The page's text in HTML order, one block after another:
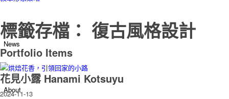
News
About
標籤存檔： 復古風格設計
Portfolio Items
花見小露 Hanami Kotsuyu
2024-11-13